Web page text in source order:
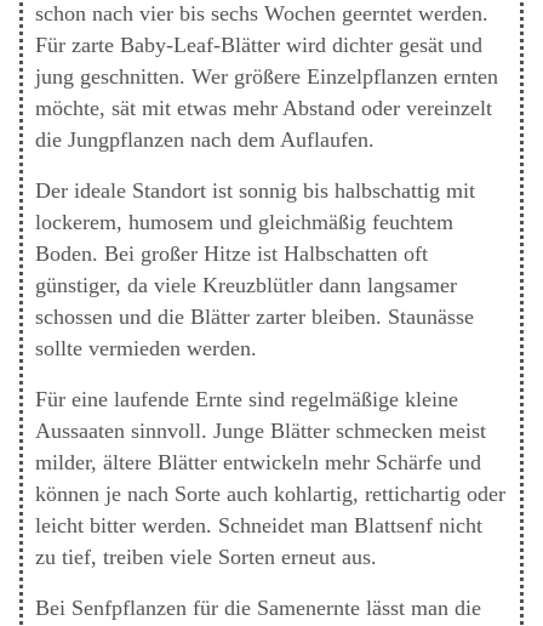
schon nach vier bis sechs Wochen geerntet werden.
Für zarte Baby-Leaf-Blätter wird dichter gesät und
jung geschnitten. Wer größere Einzelpflanzen ernten
möchte, sät mit etwas mehr Abstand oder vereinzelt
die Jungpflanzen nach dem Auflaufen.
Der ideale Standort ist sonnig bis halbschattig mit
lockerem, humosem und gleichmäßig feuchtem
Boden. Bei großer Hitze ist Halbschatten oft
günstiger, da viele Kreuzblütler dann langsamer
schossen und die Blätter zarter bleiben. Staunässe
sollte vermieden werden.
Für eine laufende Ernte sind regelmäßige kleine
Aussaaten sinnvoll. Junge Blätter schmecken meist
milder, ältere Blätter entwickeln mehr Schärfe und
können je nach Sorte auch kohlartig, rettichartig oder
leicht bitter werden. Schneidet man Blattsenf nicht
zu tief, treiben viele Sorten erneut aus.
Bei Senfpflanzen für die Samenernte lässt man die